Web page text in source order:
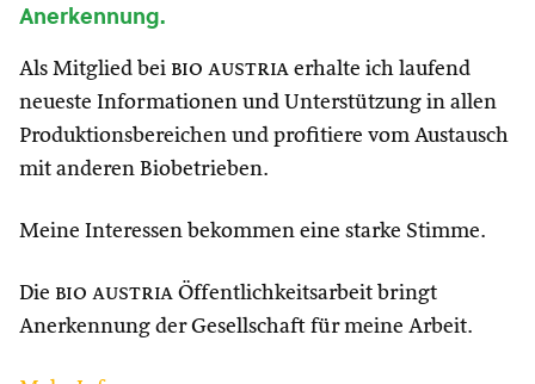
Anerkennung.
Als Mitglied bei bio austria erhalte ich laufend
neueste Informationen und Unterstützung in allen
Produktionsbereichen und profitiere vom Austausch
mit anderen Biobetrieben.
Meine Interessen bekommen eine starke Stimme.
Die bio austria Öffentlichkeitsarbeit bringt
Anerkennung der Gesellschaft für meine Arbeit.